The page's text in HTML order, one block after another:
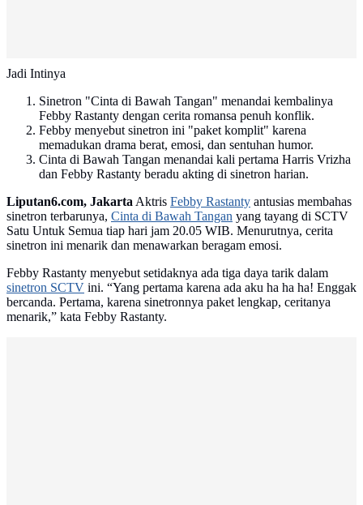
Jadi Intinya
Sinetron "Cinta di Bawah Tangan" menandai kembalinya
Febby Rastanty dengan cerita romansa penuh konflik.
Febby menyebut sinetron ini "paket komplit" karena
memadukan drama berat, emosi, dan sentuhan humor.
Cinta di Bawah Tangan menandai kali pertama Harris Vrizha
dan Febby Rastanty beradu akting di sinetron harian.
Liputan6.com, JakartaAktris Febby Rastanty antusias membahas
sinetron terbarunya, Cinta di Bawah Tangan yang tayang di SCTV
Satu Untuk Semua tiap hari jam 20.05 WIB. Menurutnya, cerita
sinetron ini menarik dan menawarkan beragam emosi.
Febby Rastanty menyebut setidaknya ada tiga daya tarik dalam
sinetron SCTV ini. “Yang pertama karena ada aku ha ha ha! Enggak
bercanda. Pertama, karena sinetronnya paket lengkap, ceritanya
menarik,” kata Febby Rastanty.